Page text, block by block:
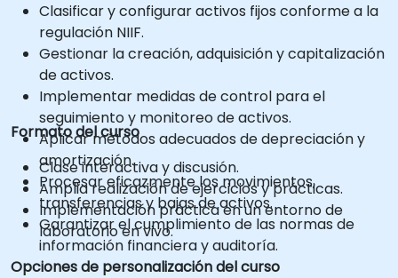
Clasificar y configurar activos fijos conforme a la
regulación NIIF.
Gestionar la creación, adquisición y capitalización
de activos.
Implementar medidas de control para el
seguimiento y monitoreo de activos.
Aplicar métodos adecuados de depreciación y
amortización.
Procesar eficazmente los movimientos,
transferencias y bajas de activos.
Garantizar el cumplimiento de las normas de
información financiera y auditoría.
Formato del curso
Clase interactiva y discusión.
Amplia realización de ejercicios y prácticas.
Implementación práctica en un entorno de
laboratorio en vivo.
Opciones de personalización del curso